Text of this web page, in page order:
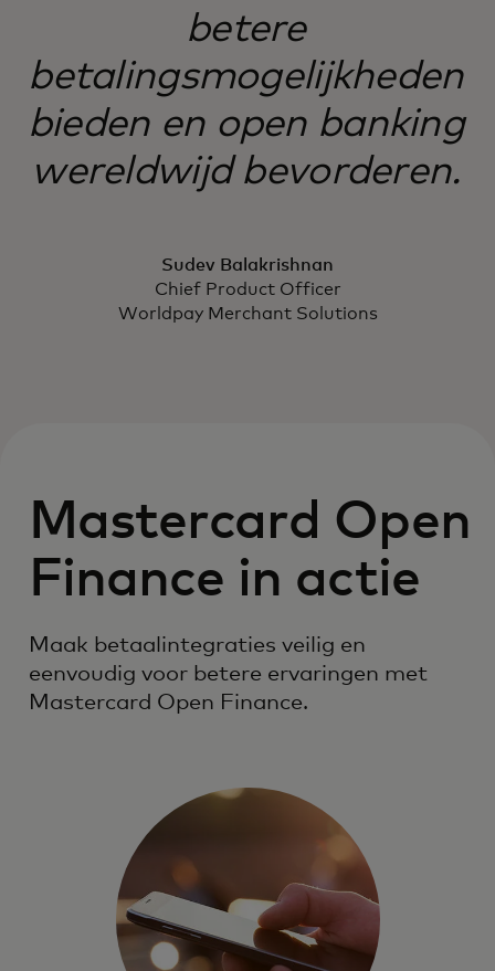
betere
betalingsmogelijkheden
bieden en open banking
wereldwijd bevorderen.
Sudev Balakrishnan
Chief Product Officer
Worldpay Merchant Solutions
Mastercard Open
Finance in actie
Maak betaalintegraties veilig en
eenvoudig voor betere ervaringen met
Mastercard Open Finance.